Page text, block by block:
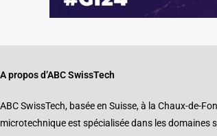
A propos d’ABC SwissTech
ABC SwissTech, basée en Suisse, à la Chaux-de-
microtechnique est spécialisée dans les domaines